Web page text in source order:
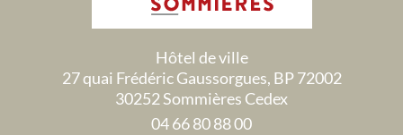
Hôtel de ville
27 quai Frédéric Gaussorgues, BP 72002
30252 Sommières Cedex
04 66 80 88 00